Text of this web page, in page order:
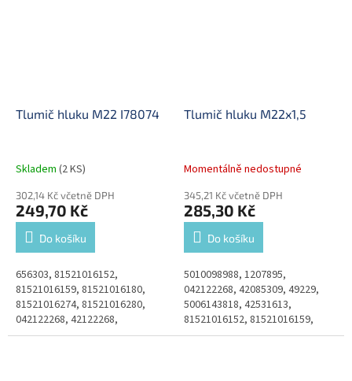
Tlumič hluku M22 I78074
Skladem (2 KS)
302,14 Kč včetně DPH
249,70 Kč
Do košíku
656303, 81521016152,
81521016159, 81521016180,
81521016274, 81521016280,
042122268, 42122268,
EXACHE385, 1313854, 1196335,
Tlumič hluku M22x1,5
Momentálně nedostupné
345,21 Kč včetně DPH
285,30 Kč
Do košíku
5010098988, 1207895,
042122268, 42085309, 49229,
5006143818, 42531613,
81521016152, 81521016159,
0004300470, 0004302370,